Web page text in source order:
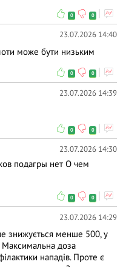
0 0
23.07.2026 14:40
може бути низьким
0 0
23.07.2026 14:39
0 0
23.07.2026 14:30
подагры нет О чем
0 0
23.07.2026 14:29
знижується менше 500, у
Максимальна доза
нападів. Проте є